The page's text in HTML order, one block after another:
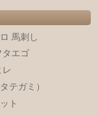
馬刺し
タエゴ
テガミ）
ト